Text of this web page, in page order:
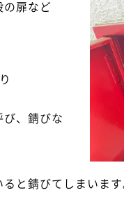
の扉など
り
び、錆びな
と錆びてしまいま